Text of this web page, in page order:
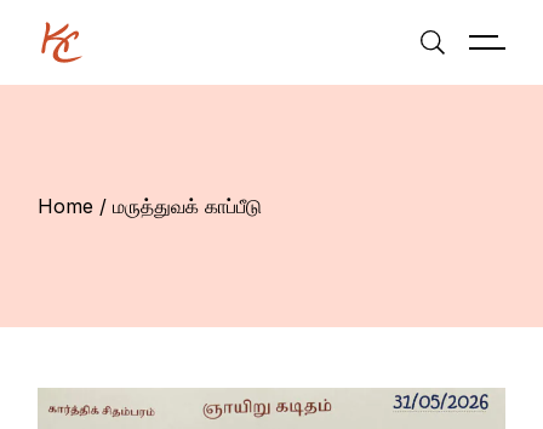
content
Home மருத்துவக் காப்பீடு